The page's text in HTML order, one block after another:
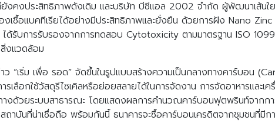
งคงประสิทธิภาพดังเดิม และบริษัท บีซีแอล 2002 จำกัด ผู้พัฒนาเส้น
เชื้อแบคทีเรียได้อย่างมีประสิทธิภาพและยั่งยืน ด้วยการฝัง Nano Zinc
ได้รับการรับรองจากการทดสอบ Cytotoxicity ตามมาตรฐาน ISO
งแวดล้อม
ว “เริ่ม เพื่อ รอด” จัดขึ้นในรูปแบบสร้างความเป็นกลางทางคาร์บอน
เลือกใช้วัสดุรีไซเคิลหรือย่อยสลายได้ในการจัดงาน การจัดอาหารและ
ทางด้วยระบบสาธารณะ โดยแสดงผลการคำนวณคาร์บอนฟุตพรินท์จากกา
ถาบันที่น่าเชื่อถือ พร้อมกันนี้ ธนาคารจะซื้อคาร์บอนเครดิตจากชุมชนที่มีก